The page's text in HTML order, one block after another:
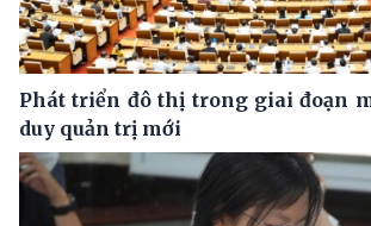
Phát triển đô thị trong giai đoạn
duy quản trị mới